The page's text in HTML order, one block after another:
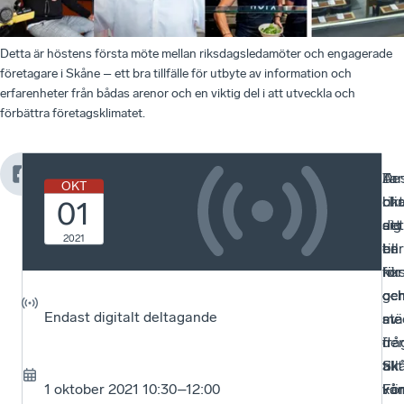
Detta är höstens första möte mellan riksdagsledamöter och engagerade
företagare i Skåne – ett bra tillfälle för utbyte av information och
erfarenheter från bådas arenor och en viktig del i att utveckla och
förbättra företagsklimatet.
OKT
01
2021
Endast digitalt deltagande
1 oktober 2021 10:30–12:00
Ta
att
för
till
blir
det
en
av
sig
till
i
För